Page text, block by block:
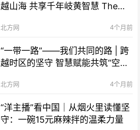
越山海 共享千年岐黄智慧 The
Shared Path | Transcending
Millennia-old Qi-Huang Wisdom
of TCM
北方网 4个月前
“一带一路”——我们共同的路 | 跨
越时区的坚守 智慧赋能共筑“空中
Initiative – Our Shared Path |
Cooperation, "Air Silk Road"
Connects Times Zones
北方网 4个月前
“洋主播”看中国｜从烟火里读懂坚
守：一碗15元麻辣拌的温柔力量